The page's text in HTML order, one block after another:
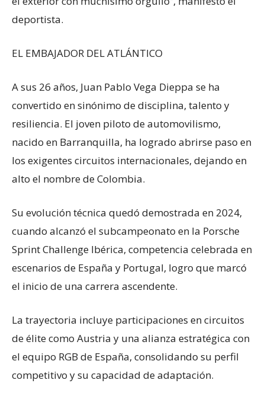
deportista.
EL EMBAJADOR DEL ATLÁNTICO
A sus 26 años, Juan Pablo Vega Dieppa se ha
convertido en sinónimo de disciplina, talento y
resiliencia. El joven piloto de automovilismo,
nacido en Barranquilla, ha logrado abrirse paso en
los exigentes circuitos internacionales, dejando en
alto el nombre de Colombia.
Su evolución técnica quedó demostrada en 2024,
cuando alcanzó el subcampeonato en la Porsche
Sprint Challenge Ibérica, competencia celebrada en
escenarios de España y Portugal, logro que marcó
el inicio de una carrera ascendente.
La trayectoria incluye participaciones en circuitos
de élite como Austria y una alianza estratégica con
el equipo RGB de España, consolidando su perfil
competitivo y su capacidad de adaptación.